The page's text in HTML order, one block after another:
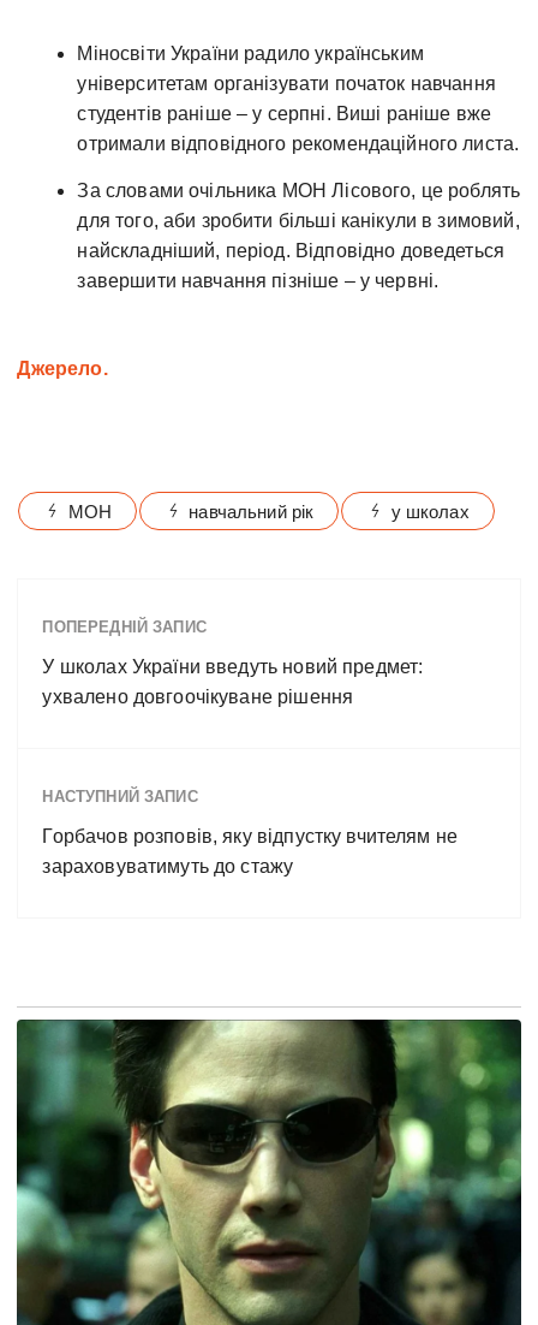
Міносвіти України радило українським
університетам організувати початок навчання
студентів раніше – у серпні. Виші раніше вже
отримали відповідного рекомендаційного листа.
За словами очільника МОН Лісового, це роблять
для того, аби зробити більші канікули в зимовий,
найскладніший, період. Відповідно доведеться
завершити навчання пізніше – у червні.
Джерело.
МОН навчальний рік у школах
ПОПЕРЕДНІЙ ЗАПИС
У школах України введуть новий предмет:
ухвалено довгоочікуване рішення
НАСТУПНИЙ ЗАПИС
Горбачов розповів, яку відпустку вчителям не
зараховуватимуть до стажу